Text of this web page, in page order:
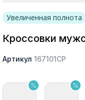
Покупателям
Увеличенная полнота
Кроссовки
Артикул 167101СР